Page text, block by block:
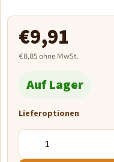
€9,91
€8,85 ohne MwSt.
Auf Lager
Lieferoptionen